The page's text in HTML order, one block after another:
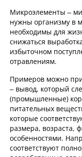
Микроэлементы –
нужны организму в
необходимы для
снижаться
избыточном
отравлениям.
Примеров можно
– вывод, который
(промышленные)
питательных
которые
размера, возраста,
особенностями.
соответствуют